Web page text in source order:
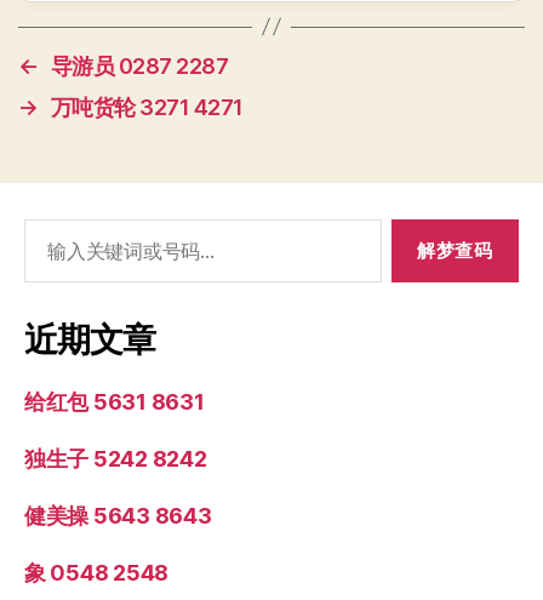
← 导游员 0287 2287
→ 万吨货轮 3271 4271
索：
近期文章
给红包 5631 8631
独生子 5242 8242
健美操 5643 8643
象 0548 2548